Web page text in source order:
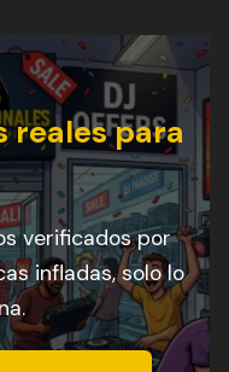
reales para
verificados por
infladas, solo lo